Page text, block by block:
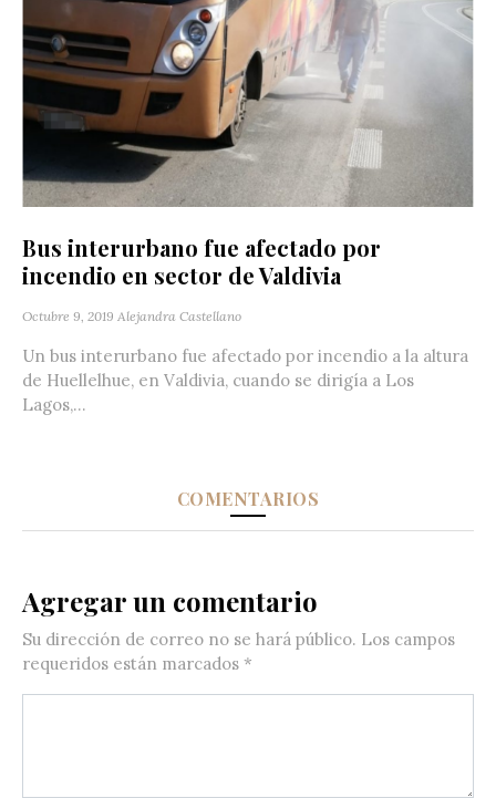
Bus interurbano fue afectado por
incendio en sector de Valdivia
Octubre 9, 2019 Alejandra Castellano
Un bus interurbano fue afectado por incendio a la altura
de Huellelhue, en Valdivia, cuando se dirigía a Los
Lagos,...
COMENTARIOS
Agregar un comentario
Su dirección de correo no se hará público. Los campos
requeridos están marcados *